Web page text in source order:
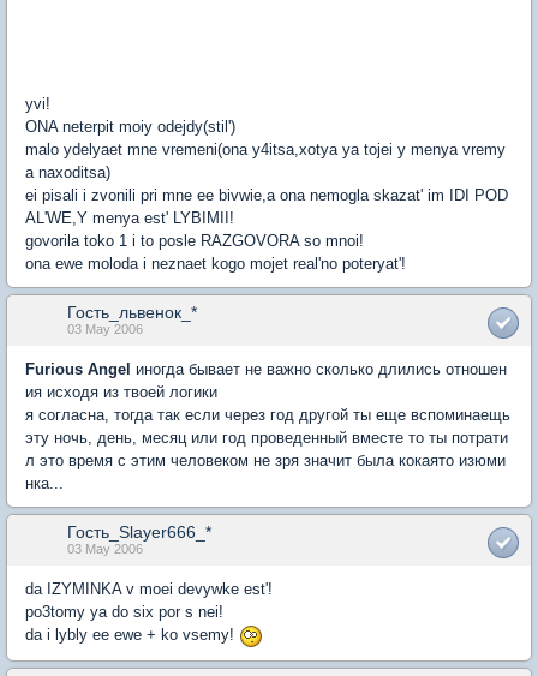
yvi!
ONA neterpit moiy odejdy(stil')
malo ydelyaet mne vremeni(ona y4itsa,xotya ya tojei y menya vremy
a naxoditsa)
ei pisali i zvonili pri mne ee bivwie,a ona nemogla skazat' im IDI POD
AL'WE,Y menya est' LYBIMII!
govorila toko 1 i to posle RAZGOVORA so mnoi!
ona ewe moloda i neznaet kogo mojet real'no poteryat'!
Гость_львенок_*
03 May 2006
Furious Angel иногда бывает не важно сколько длились отношен
ия исходя из твоей логики
я согласна, тогда так если через год другой ты еще вспоминаещь
эту ночь, день, месяц или год проведенный вместе то ты потрати
л это время с этим человеком не зря значит была кокаято изюми
нка...
Гость_Slayer666_*
03 May 2006
da IZYMINKA v moei devywke est'!
po3tomy ya do six por s nei!
da i lybly ee ewe + ko vsemy!